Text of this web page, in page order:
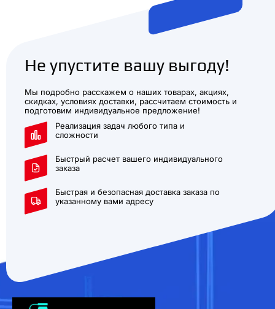
Не упустите вашу выгоду!
Мы подробно расскажем о наших товарах, акциях,
скидках, условиях доставки, рассчитаем стоимость и
подготовим индивидуальное предложение!
Реализация задач любого типа и
сложности
Быстрый расчет вашего индивидуального
заказа
Быстрая и безопасная доставка заказа по
указанному вами адресу